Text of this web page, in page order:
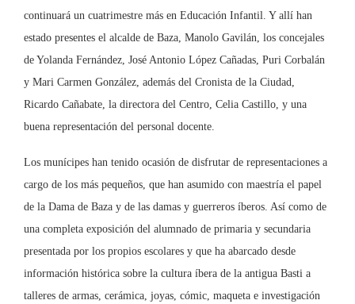
continuará un cuatrimestre más en Educación Infantil. Y allí han
estado presentes el alcalde de Baza, Manolo Gavilán, los concejales
de Yolanda Fernández, José Antonio López Cañadas, Puri Corbalán
y Mari Carmen González, además del Cronista de la Ciudad,
Ricardo Cañabate, la directora del Centro, Celia Castillo, y una
buena representación del personal docente.
Los munícipes han tenido ocasión de disfrutar de representaciones a
cargo de los más pequeños, que han asumido con maestría el papel
de la Dama de Baza y de las damas y guerreros íberos. Así como de
una completa exposición del alumnado de primaria y secundaria
presentada por los propios escolares y que ha abarcado desde
información histórica sobre la cultura íbera de la antigua Basti a
talleres de armas, cerámica, joyas, cómic, maqueta e investigación